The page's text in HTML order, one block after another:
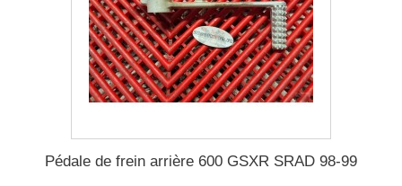
Pédale de frein arrière 600 GSXR SRAD 98-99